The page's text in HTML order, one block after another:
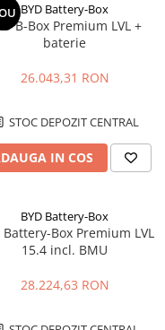
BYD Battery-Box
B-Box Premium LVL +
baterie
26.043,31 RON
STOC DEPOZIT CENTRAL
IN COS
BYD Battery-Box
Battery-Box Premium LVL
15.4 incl. BMU
28.224,63 RON